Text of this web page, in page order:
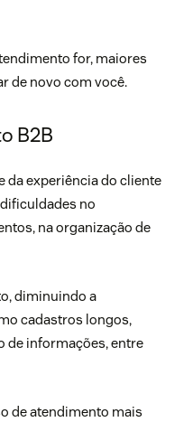
for, maiores
de novo com você.
B2B
da experiência do cliente
no
na organização de
diminuindo a
cadastros longos,
de informações, entre
de atendimento mais